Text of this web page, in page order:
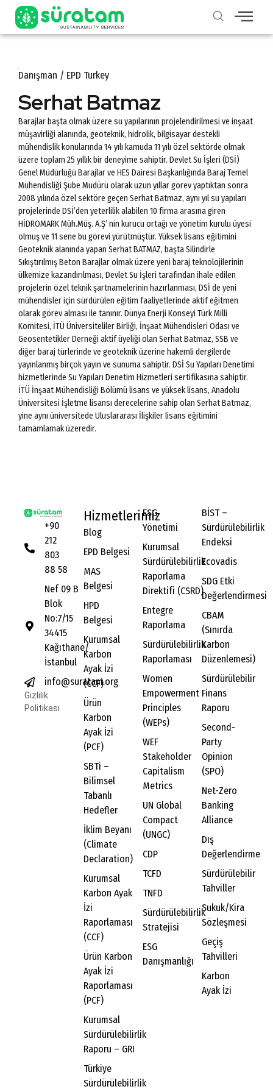
Danışman / EPD Turkey
Serhat Batmaz
Barajlar başta olmak üzere su yapılarının projelendirilmesi ve inşaat
müşavirliği alanında, geoteknik, hidrolik, bilgisayar destekli
mühendislik konularında 14 yılı kamuda 11 yılı özel sektörde olmak
üzere toplam 25 yıllık bir deneyime sahiptir. Devlet Su İşleri (DSİ)
Genel Müdürlüğü Barajlar ve HES Dairesi Başkanlığında Baraj Temel
Mühendisliği Şube Müdürü olarak uzun yıllar görev yaptıktan sonra
2008 yılında özel sektöre geçen Serhat Batmaz, aynı yıl su yapıları
projelerinde DSİ’den yeterlilik alabilen 10 firma arasına giren
HİDROMARK Müh.Müş. A.Ş’ nin kurucu ortağı ve yönetim kurulu üyesi
olmuş ve 11 sene bu görevi yürütmüştür. Yüksek lisans eğitimini
Geoteknik alanında yapan Serhat BATMAZ, başta Silindirle
Sıkıştırılmış Beton Barajlar olmak üzere yeni baraj teknolojilerinin
ülkemize kazandırılması, Devlet Su İşleri tarafından ihale edilen
projelerin özel teknik şartnamelerinin hazırlanması, DSİ de yeni
mühendisler için sürdürülen eğitim faaliyetlerinde aktif eğitmen
olarak görev alması ile tanınır. Dünya Enerji Konseyi Türk Milli
Komitesi, İTÜ Üniversiteliler Birliği, İnşaat Mühendisleri Odası ve
Geosentetikler Derneği aktif üyeliği olan Serhat Batmaz, SSB ve
diğer baraj türlerinde ve geoteknik üzerine hakemli dergilerde
yayınlanmış birçok yayın ve sunuma sahiptir. DSİ Su Yapıları Denetimi
hizmetlerinde Su Yapıları Denetim Hizmetleri sertifikasına sahiptir.
İTÜ İnşaat Mühendisliği Bölümü lisans ve yüksek lisans, Anadolu
Üniversitesi İşletme lisansı derecelerine sahip olan Serhat Batmaz,
yine aynı üniversitede Uluslararası İlişkiler lisans eğitimini
tamamlamak üzeredir.
+90
212
803
88 58
Nef 09 B
Blok
No:7/15
34415
Kağıthane/
İstanbul
info@suratam.org
Gizlilik
Politikası
Hizmetlerimiz
Blog
EPD Belgesi
MAS
Belgesi
HPD
Belgesi
Kurumsal
Karbon
Ayak İzi
(CCF)
Ürün
Karbon
Ayak İzi
(PCF)
SBTi –
Bilimsel
Tabanlı
Hedefler
İklim Beyanı
(Climate
Declaration)
Kurumsal
Karbon Ayak
İzi
Raporlaması
(CCF)
Ürün Karbon
Ayak İzi
Raporlaması
(PCF)
Kurumsal
Sürdürülebilirlik
Raporu – GRI
Türkiye
Sürdürülebilirlik
ESG
Yönetimi
Kurumsal
Sürdürülebilirlik
Raporlama
Direktifi (CSRD)
Entegre
Raporlama
Sürdürülebilirlik
Raporlaması
Women
Empowerment
Principles
(WEPs)
WEF
Stakeholder
Capitalism
Metrics
UN Global
Compact
(UNGC)
CDP
TCFD
TNFD
Sürdürülebilirlik
Stratejisi
ESG
Danışmanlığı
BİST –
Sürdürülebilirlik
Endeksi
Ecovadis
SDG Etki
Değerlendirmesi
CBAM
(Sınırda
Karbon
Düzenlemesi)
Sürdürülebilir
Finans
Raporu
Second-
Party
Opinion
(SPO)
Net-Zero
Banking
Alliance
Dış
Değerlendirme
Sürdürülebilir
Tahviller
Sukuk/Kira
Sözleşmesi
Geçiş
Tahvilleri
Karbon
Ayak İzi